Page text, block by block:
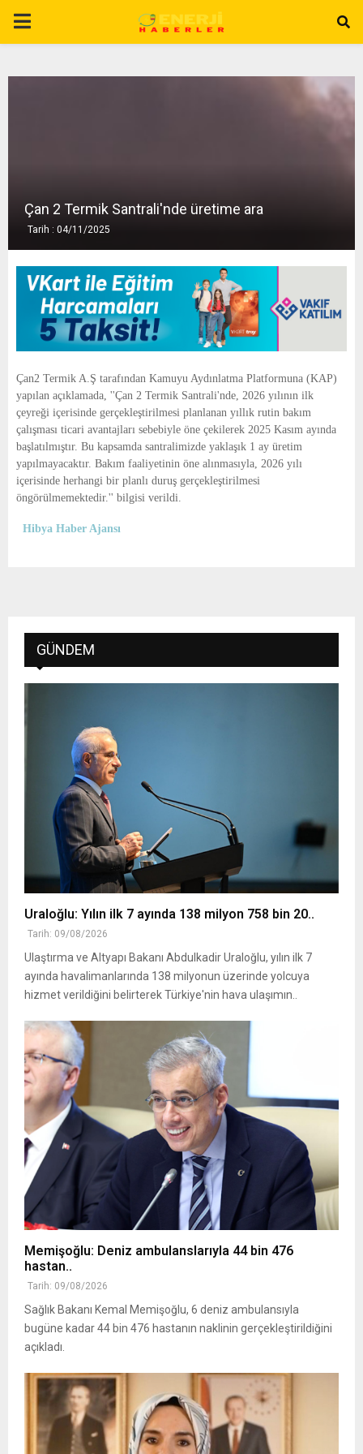
P
E
N
U
Çan 2 Termik Santrali'nde üretime ara
Tarih : 04/11/2025
Çan2 Termik A.Ş tarafından Kamuyu Aydınlatma Platformuna (KAP)
yapılan açıklamada, ''Çan 2 Termik Santrali'nde, 2026 yılının ilk
çeyreği içerisinde gerçekleştirilmesi planlanan yıllık rutin bakım
çalışması ticari avantajları sebebiyle öne çekilerek 2025 Kasım ayında
başlatılmıştır. Bu kapsamda santralimizde yaklaşık 1 ay üretim
yapılmayacaktır. Bakım faaliyetinin öne alınmasıyla, 2026 yılı
içerisinde herhangi bir planlı duruş gerçekleştirilmesi
öngörülmemektedir.'' bilgisi verildi.
Hibya Haber Ajansı
GÜNDEM
Uraloğlu: Yılın ilk 7 ayında 138 milyon 758 bin 20..
Tarih: 09/08/2026
Ulaştırma ve Altyapı Bakanı Abdulkadir Uraloğlu, yılın ilk 7
ayında havalimanlarında 138 milyonun üzerinde yolcuya
hizmet verildiğini belirterek Türkiye'nin hava ulaşımın..
Memişoğlu: Deniz ambulanslarıyla 44 bin 476
hastan..
Tarih: 09/08/2026
Sağlık Bakanı Kemal Memişoğlu, 6 deniz ambulansıyla
bugüne kadar 44 bin 476 hastanın naklinin gerçekleştirildiğini
açıkladı.